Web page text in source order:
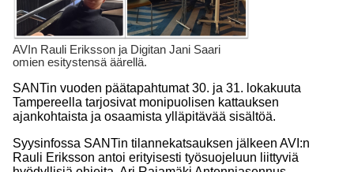
AVIn Rauli Eriksson ja Digitan Jani Saari
omien esitystensä äärellä.
SANTin vuoden päätapahtumat 30. ja 31. lokakuuta
Tampereella tarjosivat monipuolisen kattauksen
ajankohtaista ja osaamista ylläpitävää sisältöä.
Syysinfossa SANTin tilannekatsauksen jälkeen AVI:n
Rauli Eriksson antoi erityisesti työsuojeluun liittyviä